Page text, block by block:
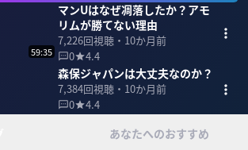
マンUはなぜ凋落したか？アモ
リムが勝てない理由
7,226回視聴・ 10か月前
0
4.4
59:35
森保ジャパンは大丈夫なのか？
7,384回視聴・ 10か月前
0
4.4
あなたへのおすすめ